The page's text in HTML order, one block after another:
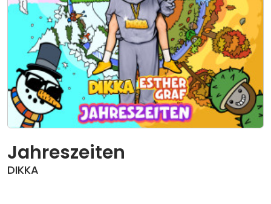
Jahreszeiten
DIKKA